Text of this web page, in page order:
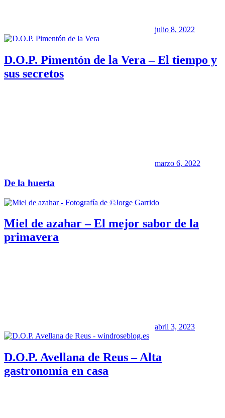
julio 8, 2022
D.O.P. Pimentón de la Vera – El tiempo y
sus secretos
marzo 6, 2022
De la huerta
Miel de azahar – El mejor sabor de la
primavera
abril 3, 2023
D.O.P. Avellana de Reus – Alta
gastronomía en casa